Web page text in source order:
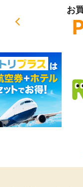
お友達紹介
カード比較
美容・健康
銀行・金融
家計の固定
お